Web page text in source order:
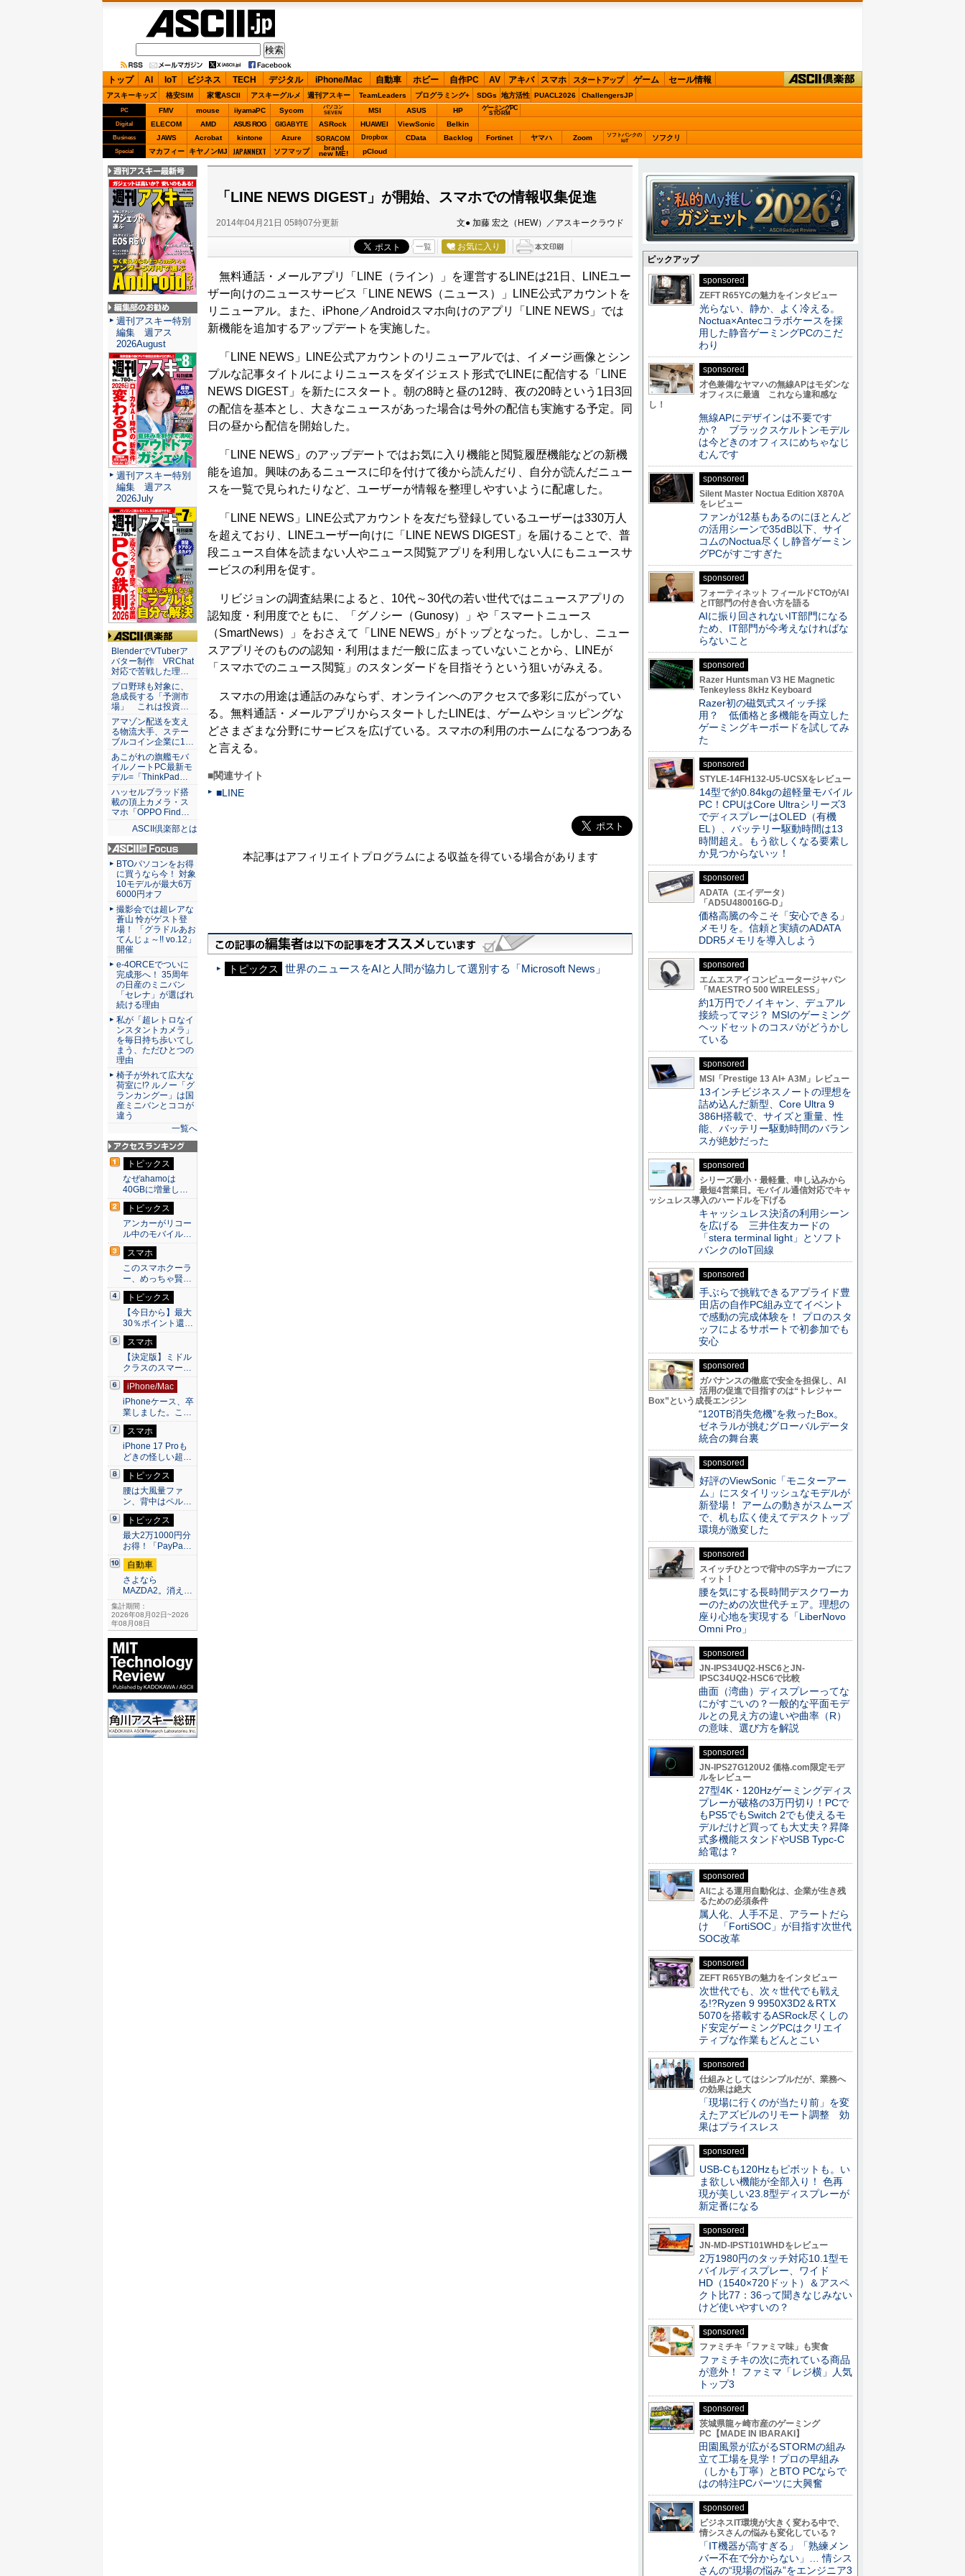
ASCII.jp
トップ AI IoT ビジネス TECH デジタル iPhone/Mac 自動車 ホビー 自作PC AV アキバ スマホ スタートアップ ゲーム セール情報
アスキーキッズ 格安SIM 家電ASCII アスキーグルメ 週刊アスキー TeamLeaders プログラミング+ SDGs 地方活性 PUACL2026 ChallengersJP
PC FMV mouse iiyamaPC Sycom
パソコン
SEVEN
MSI ASUS HP ゲーミングPC
STORM
Digital ELECOM AMD ASUS ROG GIGABYTE ASRock HUAWEI ViewSonic Belkin
Business JAWS Acrobat kintone Azure SORACOM Dropbox CData Backlog Fortinet ヤマハ Zoom
ソフトバンクの
IoT
ソフクリ
Special マカフィー キヤノンMJ JAPANNEXT ソフマップ brand
new ME! pCloud
「LINE NEWS DIGEST」が開始、スマホでの情報収集促進
2014年04月21日 05時07分更新 文● 加藤 宏之（HEW）／アスキークラウド
一覧 お気に入り
無料通話・メールアプリ「LINE（ライン）」を運営するLINEは21日、LINEユー
ザー向けのニュースサービス「LINE NEWS（ニュース）」LINE公式アカウントを
リニューアル。また、iPhone／Androidスマホ向けのアプリ「LINE NEWS」では
新機能を追加するアップデートを実施した。
「LINE NEWS」LINE公式アカウントのリニューアルでは、イメージ画像とシン
プルな記事タイトルによりニュースをダイジェスト形式でLINEに配信する「LINE
NEWS DIGEST」を新たにスタート。朝の8時と昼の12時、夜の20時という1日3回
の配信を基本とし、大きなニュースがあった場合は号外の配信も実施する予定。同
日の昼から配信を開始した。
「LINE NEWS」のアップデートではお気に入り機能と閲覧履歴機能などの新機
能を追加。興味のあるニュースに印を付けて後から読んだり、自分が読んだニュー
スを一覧で見られたりなど、ユーザーが情報を整理しやすいように配慮した。
「LINE NEWS」LINE公式アカウントを友だち登録しているユーザーは330万人
を超えており、LINEユーザー向けに「LINE NEWS DIGEST」を届けることで、普
段ニュース自体を読まない人やニュース閲覧アプリを利用しない人にもニュースサ
ービスの利用を促す。
リビジョンの調査結果によると、10代～30代の若い世代ではニュースアプリの
認知度・利用度でともに、「グノシー（Gunosy）」や「スマートニュース
（SmartNews）」をおさえて「LINE NEWS」がトップとなった。しかし、ニュー
スアプリそのものの認知・利用はまだ一般に広まっていないことから、LINEが
「スマホでのニュース閲覧」のスタンダードを目指そうという狙いがみえる。
スマホの用途は通話のみならず、オンラインへのアクセスで多彩に広がってい
る。無料通話・メールアプリからスタートしたLINEは、ゲームやショッピングな
どさまざまな分野にサービスを広げている。スマホの利用のホームになるつつある
と言える。
■関連サイト
■LINE
本記事はアフィリエイトプログラムによる収益を得ている場合があります
トピックス 世界のニュースをAIと人間が協力して選別する「Microsoft News」
週刊アスキー最新
号
編集部のお勧め
週刊アスキー特別
編集 週アス
2026August
週刊アスキー特別
編集 週アス
2026July
ASCII倶楽部
BlenderでVTuberア
バター制作 VRChat
対応で苦戦した理…
プロ野球も対象に、
急成長する「予測市
場」 これは投資…
アマゾン配送を支え
る物流大手、ステー
ブルコイン企業に1…
あこがれの旗艦モバ
イルノートPC最新モ
デル=「ThinkPad…
ハッセルブラッド搭
載の頂上カメラ・ス
マホ「OPPO Find…
ASCII倶楽部とは
ASCII.jp Focus
BTOパソコンをお得
に買うなら今！ 対象
10モデルが最大6万
6000円オフ
撮影会では超レアな
蒼山 怜がゲスト登
場！ 「グラドルあお
てんじょ～!! vo.12」
開催
e-4ORCEでついに
完成形へ！ 35周年
の日産のミニバン
「セレナ」が選ばれ
続ける理由
私が「超レトロなイ
ンスタントカメラ」
を毎日持ち歩いてし
まう、ただひとつの
理由
椅子が外れて広大な
荷室に!? ルノー「グ
ランカングー」は国
産ミニバンとココが
違う
一覧へ
アクセスランキン
グ
トピックス
なぜahamoは
40GBに増量し…
トピックス
アンカーがリコー
ル中のモバイル…
スマホ
このスマホクーラ
ー、めっちゃ賢…
トピックス
【今日から】最大
30％ポイント還…
スマホ
【決定版】ミドル
クラスのスマー…
iPhone/Mac
iPhoneケース、卒
業しました。こ…
スマホ
iPhone 17 Proも
どきの怪しい超…
トピックス
腰は大風量ファ
ン、背中はペル…
トピックス
最大2万1000円分
お得！「PayPa…
自動車
さよなら
MAZDA2。消え…
集計期間：
2026年08月02日~2026
年08月08日
ピックアップ
sponsored
ZEFT R65YCの魅力をインタビュー
光らない、静か、よく冷える。
Noctua×Antecコラボケースを採
用した静音ゲーミングPCのこだ
わり
sponsored
才色兼備なヤマハの無線APはモダンな
オフィスに最適 これなら違和感な
し！
無線APにデザインは不要です
か？ ブラックスケルトンモデル
は今どきのオフィスにめちゃなじ
むんです
sponsored
Silent Master Noctua Edition X870A
をレビュー
ファンが12基もあるのにほとんど
の活用シーンで35dB以下、サイ
コムのNoctua尽くし静音ゲーミン
グPCがすごすぎた
sponsored
フォーティネット フィールドCTOがAI
とIT部門の付き合い方を語る
AIに振り回されないIT部門になる
ため、IT部門が今考えなければな
らないこと
sponsored
Razer Huntsman V3 HE Magnetic
Tenkeyless 8kHz Keyboard
Razer初の磁気式スイッチ採
用？ 低価格と多機能を両立した
ゲーミングキーボードを試してみ
た
sponsored
STYLE-14FH132-U5-UCSXをレビュー
14型で約0.84kgの超軽量モバイル
PC！CPUはCore Ultraシリーズ3
でディスプレーはOLED（有機
EL）、バッテリー駆動時間は13
時間超え。もう欲しくなる要素し
か見つからないッ！
sponsored
ADATA（エイデータ）
「AD5U480016G-D」
価格高騰の今こそ「安心できる」
メモリを。信頼と実績のADATA
DDR5メモリを導入しよう
sponsored
エムエスアイコンピュータージャパン
「MAESTRO 500 WIRELESS」
約1万円でノイキャン、デュアル
接続ってマジ？ MSIのゲーミング
ヘッドセットのコスパがどうかし
ている
sponsored
MSI「Prestige 13 AI+ A3M」レビュー
13インチビジネスノートの理想を
詰め込んだ新型、Core Ultra 9
386H搭載で、サイズと重量、性
能、バッテリー駆動時間のバラン
スが絶妙だった
sponsored
シリーズ最小・最軽量、申し込みから
最短4営業日。モバイル通信対応でキャ
ッシュレス導入のハードルを下げる
キャッシュレス決済の利用シーン
を広げる 三井住友カードの
「stera terminal light」とソフト
バンクのIoT回線
sponsored
手ぶらで挑戦できるアプライド豊
田店の自作PC組み立てイベント
で感動の完成体験を！ プロのスタ
ッフによるサポートで初参加でも
安心
sponsored
ガバナンスの徹底で安全を担保し、AI
活用の促進で目指すのは“トレジャー
Box”という成長エンジン
“120TB消失危機”を救ったBox。
ゼネラルが挑むグローバルデータ
統合の舞台裏
sponsored
好評のViewSonic「モニターアー
ム」にスタイリッシュなモデルが
新登場！ アームの動きがスムーズ
で、机も広く使えてデスクトップ
環境が激変した
sponsored
スイッチひとつで背中のS字カーブにフ
ィット！
腰を気にする長時間デスクワーカ
ーのための次世代チェア。理想の
座り心地を実現する「LiberNovo
Omni Pro」
sponsored
JN-IPS34UQ2-HSC6とJN-
IPSC34UQ2-HSC6で比較
曲面（湾曲）ディスプレーってな
にがすごいの？一般的な平面モデ
ルとの見え方の違いや曲率（R）
の意味、選び方を解説
sponsored
JN-IPS27G120U2 価格.com限定モデ
ルをレビュー
27型4K・120Hzゲーミングディス
プレーが破格の3万円切り！PCで
もPS5でもSwitch 2でも使えるモ
デルだけど買っても大丈夫？昇降
式多機能スタンドやUSB Typc-C
給電は？
sponsored
AIによる運用自動化は、企業が生き残
るための必須条件
属人化、人手不足、アラートだら
け 「FortiSOC」が目指す次世代
SOC改革
sponsored
ZEFT R65YBの魅力をインタビュー
次世代でも、次々世代でも戦え
る!?Ryzen 9 9950X3D2＆RTX
5070を搭載するASRock尽くしの
ド安定ゲーミングPCはクリエイ
ティブな作業もどんとこい
sponsored
仕組みとしてはシンプルだが、業務へ
の効果は絶大
「現場に行くのが当たり前」を変
えたアズビルのリモート調整 効
果はプライスレス
sponsored
USB-Cも120Hzもピボットも。い
ま欲しい機能が全部入り！ 色再
現が美しい23.8型ディスプレーが
新定番になる
sponsored
JN-MD-IPST101WHDをレビュー
2万1980円のタッチ対応10.1型モ
バイルディスプレー、ワイド
HD（1540×720ドット）＆アスペ
クト比77：36って聞きなじみない
けど使いやすいの？
sponsored
ファミチキ「ファミマ味」も実食
ファミチキの次に売れている商品
が意外！ ファミマ「レジ横」人気
トップ3
sponsored
茨城県龍ヶ崎市産のゲーミング
PC【MADE IN IBARAKI】
田園風景が広がるSTORMの組み
立て工場を見学！プロの早組み
（しかも丁寧）とBTO PCならで
はの特注PCパーツに大興奮
sponsored
ビジネスIT環境が大きく変わる中で、
情シスさんの悩みも変化している？
「IT機器が高すぎる」「熟練メン
バー不在で分からない」… 情シス
さんの“現場の悩み”をエンジニア3